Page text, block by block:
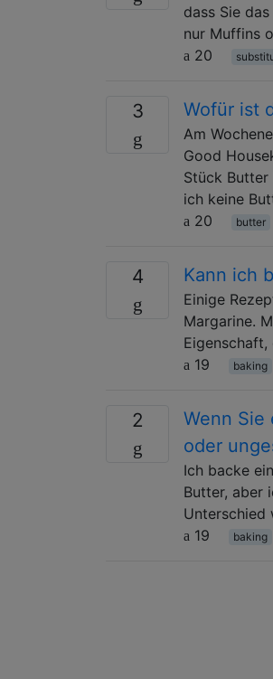
dass Sie
nur Muffins
20
3 Wofür ist
Am
Good
Stück
ich keine
20
butter
4 Kann ich
Einige
Margarine.
19
baking
2
Wenn Sie
oder
Ich backe
Butter, aber
Unterschied
19
baking